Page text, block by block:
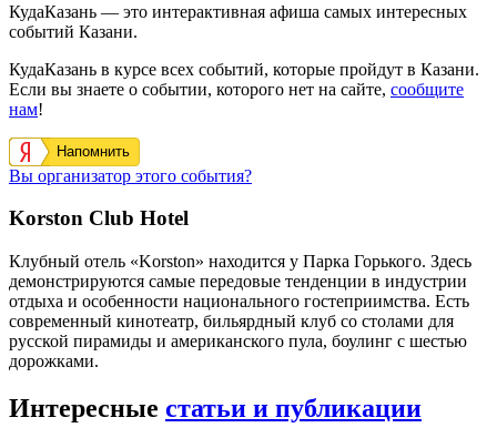
КудаКазань — это интерактивная афиша самых интересных
событий Казани.
КудаКазань в курсе всех событий, которые пройдут в Казани.
Если вы знаете о событии, которого нет на сайте, сообщите
нам!
Напомнить
Вы организатор этого события?
Korston Club Hotel
Клубный отель «Korston» находится у Парка Горького. Здесь
демонстрируются самые передовые тенденции в индустрии
отдыха и особенности национального гостеприимства. Есть
современный кинотеатр, бильярдный клуб со столами для
русской пирамиды и американского пула, боулинг с шестью
дорожками.
Интересные статьи и публикации